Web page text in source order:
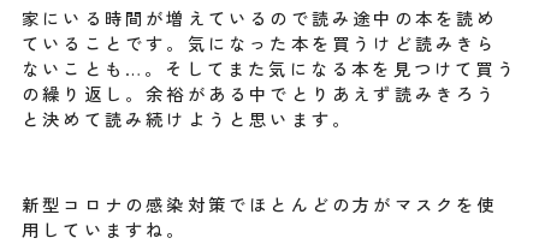
家にいる時間が増えているので読み途中の本を読め
ていることです。気になった本を買うけど読みきら
ないことも…。そしてまた気になる本を見つけて買う
の繰り返し。余裕がある中でとりあえず読みきろう
と決めて読み続けようと思います。
新型コロナの感染対策でほとんどの方がマスクを使
用していますね。